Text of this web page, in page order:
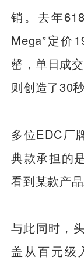
销。去年
Mega”定价
罄，单日成
则创造了30
多位EDC厂
典款承担的
看到某款产
与此同时，
盖从百元级